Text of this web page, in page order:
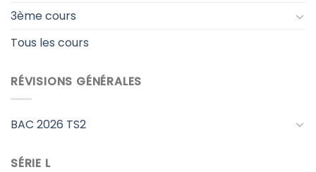
3ème cours
Tous les cours
RÉVISIONS GÉNÉRALES
BAC 2026 TS2
SÉRIE L